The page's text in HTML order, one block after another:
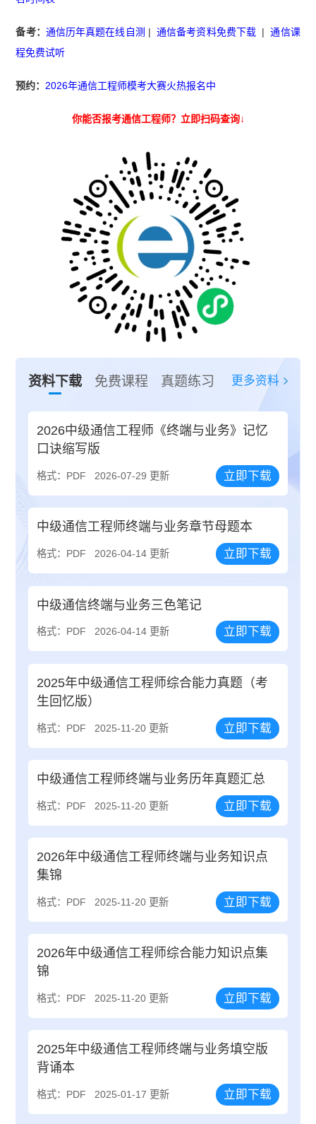
备考： 通信历年真题在线自测 |通信备考资料免费下载 |通信课
程免费试听
预约：2026年通信工程师模考大赛火热报名中
你能否报考通信工程师？立即扫码查询↓
资料下载 免费课程 真题练习 更多资料
2026中级通信工程师《终端与业务》记忆
口诀缩写版
格式：PDF 2026-07-29 更新 立即下载
中级通信工程师终端与业务章节母题本
格式：PDF 2026-04-14 更新 立即下载
中级通信终端与业务三色笔记
格式：PDF 2026-04-14 更新 立即下载
2025年中级通信工程师综合能力真题（考
生回忆版）
格式：PDF 2025-11-20 更新 立即下载
中级通信工程师终端与业务历年真题汇总
格式：PDF 2025-11-20 更新 立即下载
2026年中级通信工程师终端与业务知识点
集锦
格式：PDF 2025-11-20 更新 立即下载
2026年中级通信工程师综合能力知识点集
锦
格式：PDF 2025-11-20 更新 立即下载
2025年中级通信工程师终端与业务填空版
背诵本
格式：PDF 2025-01-17 更新 立即下载